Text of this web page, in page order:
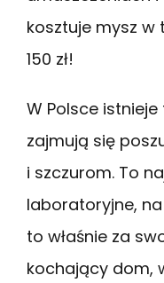
kosztuje mysz w
150 zł!
W Polsce
zajmują się
i szczurom. To
laboratoryjne,
to właśnie za
kochający dom,